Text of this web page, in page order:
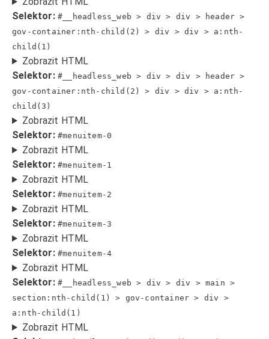
Selektor: #__headless_web > div > div > header >
gov-container:nth-child(2) > div > div > a:nth-
child(1)
Zobrazit HTML
Selektor: #__headless_web > div > div > header >
gov-container:nth-child(2) > div > div > a:nth-
child(3)
Zobrazit HTML
Selektor: #menuitem-0
Zobrazit HTML
Selektor: #menuitem-1
Zobrazit HTML
Selektor: #menuitem-2
Zobrazit HTML
Selektor: #menuitem-3
Zobrazit HTML
Selektor: #menuitem-4
Zobrazit HTML
Selektor: #__headless_web > div > div > main >
section:nth-child(1) > gov-container > div >
a:nth-child(1)
Zobrazit HTML